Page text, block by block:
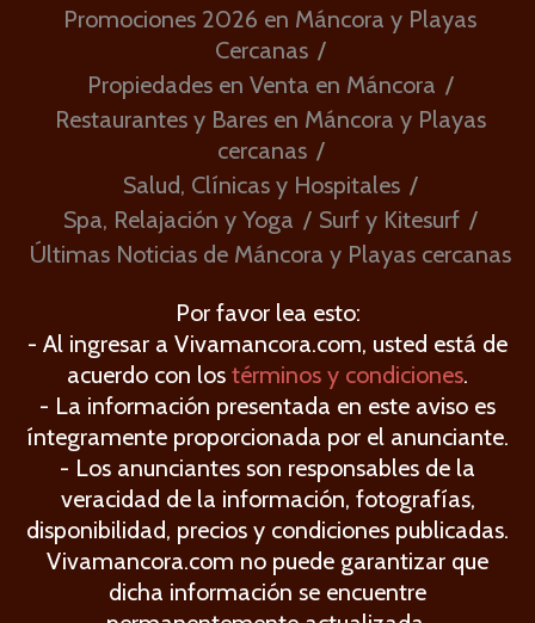
Promociones 2026 en Máncora y Playas
Cercanas
Propiedades en Venta en Máncora
Restaurantes y Bares en Máncora y Playas
cercanas
Salud, Clínicas y Hospitales
Spa, Relajación y Yoga
Surf y Kitesurf
Últimas Noticias de Máncora y Playas cercanas
Por favor lea esto:
- Al ingresar a Vivamancora.com, usted está de
acuerdo con los términos y condiciones.
- La información presentada en este aviso es
íntegramente proporcionada por el anunciante.
- Los anunciantes son responsables de la
veracidad de la información, fotografías,
disponibilidad, precios y condiciones publicadas.
Vivamancora.com no puede garantizar que
dicha información se encuentre